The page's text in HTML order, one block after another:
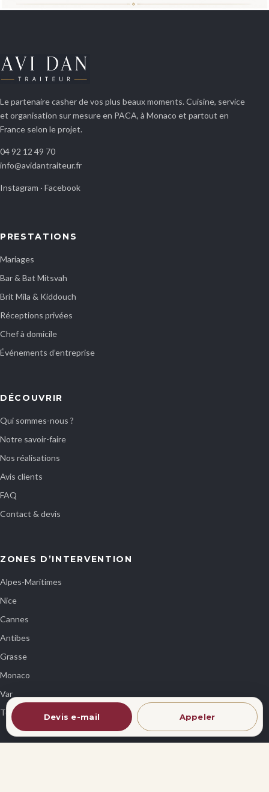
Le partenaire casher de vos plus beaux moments. Cuisine, service
et organisation sur mesure en PACA, à Monaco et partout en
France selon le projet.
04 92 12 49 70
info@avidantraiteur.fr
Instagram · Facebook
PRESTATIONS
Mariages
Bar & Bat Mitsvah
Brit Mila & Kiddouch
Réceptions privées
Chef à domicile
Événements d’entreprise
DÉCOUVRIR
Qui sommes-nous ?
Notre savoir-faire
Nos réalisations
Avis clients
FAQ
Contact & devis
ZONES D’INTERVENTION
Alpes-Maritimes
Nice
Cannes
Antibes
Grasse
Monaco
Var
Toutes les zonesDevis e-mail Appeler